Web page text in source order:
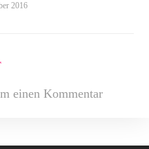
2016
einen Kommentar